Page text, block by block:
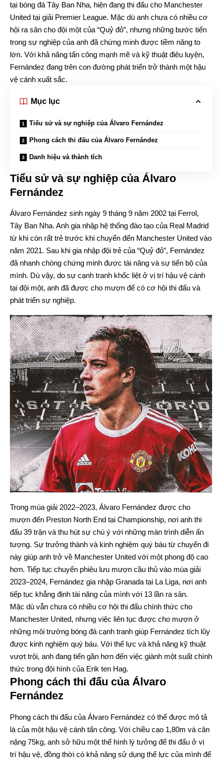
tại bóng đá Tây Ban Nha, hiện đang thi đấu cho Manchester
United tại giải Premier League. Mặc dù anh chưa có nhiều cơ
hội ra sân cho đội một của “Quỷ đỏ”, nhưng những bước tiến
trong sự nghiệp của anh đã chứng minh được tiềm năng to
lớn. Với khả năng tấn công mạnh mẽ và kỹ thuật điêu luyện,
Fernández đang trên con đường phát triển trở thành một hậu
vệ cánh xuất sắc.
Mục lục
Tiểu sử và sự nghiệp của Álvaro Fernández
Phong cách thi đấu của Álvaro Fernández
Danh hiệu và thành tích
Tiểu sử và sự nghiệp của Álvaro
Fernández
Álvaro Fernández sinh ngày 9 tháng 9 năm 2002 tại Ferrol,
Tây Ban Nha. Anh gia nhập hệ thống đào tạo của Real Madrid
từ khi còn rất trẻ trước khi chuyển đến Manchester United vào
năm 2021. Sau khi gia nhập đội trẻ của “Quỷ đỏ”, Fernández
đã nhanh chóng chứng minh được tài năng và sự tiến bộ của
mình. Dù vậy, do sự cạnh tranh khốc liệt ở vị trí hậu vệ cánh
tại đội một, anh đã được cho mượn để có cơ hội thi đấu và
phát triển sự nghiệp.
Trong mùa giải 2022–2023, Álvaro Fernández được cho
mượn đến Preston North End tại Championship, nơi anh thi
đấu 39 trận và thu hút sự chú ý với những màn trình diễn ấn
tượng. Sự trưởng thành và kinh nghiệm quý báu từ chuyến đi
này giúp anh trở về Manchester United với một phong độ cao
hơn. Tiếp tục chuyến phiêu lưu mượn cầu thủ vào mùa giải
2023–2024, Fernández gia nhập Granada tại La Liga, nơi anh
tiếp tục khẳng định tài năng của mình với 13 lần ra sân.
Mặc dù vẫn chưa có nhiều cơ hội thi đấu chính thức cho
Manchester United, nhưng việc liên tục được cho mượn ở
những môi trường bóng đá cạnh tranh giúp Fernández tích lũy
được kinh nghiệm quý báu. Với thể lực và khả năng kỹ thuật
vượt trội, anh đang tiến gần hơn đến việc giành một suất chính
thức trong đội hình của Erik ten Hag.
Phong cách thi đấu của Álvaro
Fernández
Phong cách thi đấu của Álvaro Fernández có thể được mô tả
là của một hậu vệ cánh tấn công. Với chiều cao 1,80m và cân
nặng 75kg, anh sở hữu một thể hình lý tưởng để thi đấu ở vị
trí hậu vệ, đồng thời có khả năng sử dụng thể lực của mình để